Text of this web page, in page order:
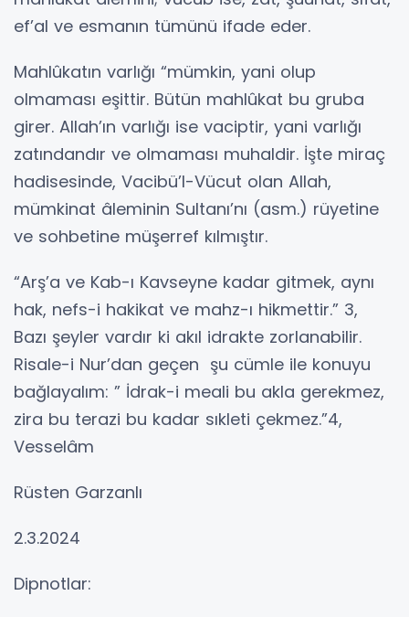
ef’al ve esmanın tümünü ifade eder.
Mahlûkatın varlığı “mümkin, yani olup
olmaması eşittir. Bütün mahlûkat bu gruba
girer. Allah’ın varlığı ise vaciptir, yani varlığı
zatındandır ve olmaması muhaldir. İşte miraç
hadisesinde, Vacibü’l-Vücut olan Allah,
mümkinat âleminin Sultanı’nı (asm.) rüyetine
ve sohbetine müşerref kılmıştır.
“Arş’a ve Kab-ı Kavseyne kadar gitmek, aynı
hak, nefs-i hakikat ve mahz-ı hikmettir.” 3,
Bazı şeyler vardır ki akıl idrakte zorlanabilir.
Risale-i Nur’dan geçen şu cümle ile konuyu
bağlayalım: ” İdrak-i meali bu akla gerekmez,
zira bu terazi bu kadar sıkleti çekmez.”4,
Vesselâm
Rüsten Garzanlı
2.3.2024
Dipnotlar: